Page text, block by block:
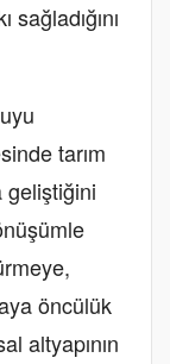
tarım
geliştiğini
öncülük
altyapının